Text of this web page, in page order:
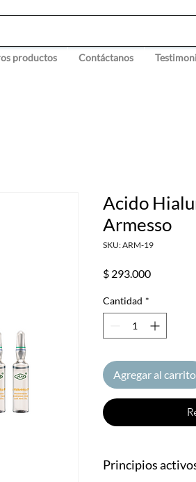
productos Contáctanos
Acido
Armesso
SKU: ARM-19
$ 293.000Precio
Cantidad *
Agregar al carrito
Principios